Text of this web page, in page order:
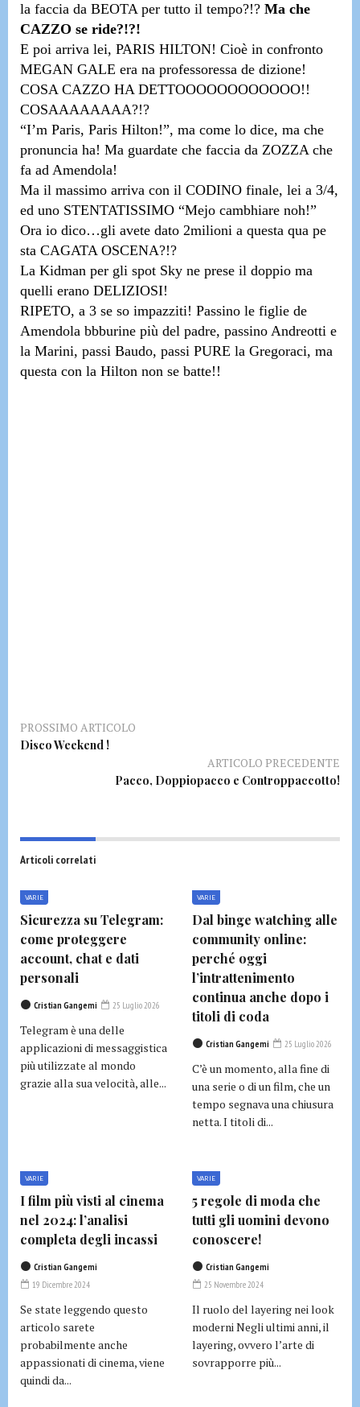
la faccia da BEOTA per tutto il tempo?!? Ma che
CAZZO se ride?!?!
E poi arriva lei, PARIS HILTON! Cioè in confronto
MEGAN GALE era na professoressa de dizione!
COSA CAZZO HA DETTOOOOOOOOOOOO!!
COSAAAAAAAA?!?
“I’m Paris, Paris Hilton!”, ma come lo dice, ma che
pronuncia ha! Ma guardate che faccia da ZOZZA che
fa ad Amendola!
Ma il massimo arriva con il CODINO finale, lei a 3/4,
ed uno STENTATISSIMO “Mejo cambhiare noh!”
Ora io dico…gli avete dato 2milioni a questa qua pe
sta CAGATA OSCENA?!?
La Kidman per gli spot Sky ne prese il doppio ma
quelli erano DELIZIOSI!
RIPETO, a 3 se so impazziti! Passino le figlie de
Amendola bbburine più del padre, passino Andreotti e
la Marini, passi Baudo, passi PURE la Gregoraci, ma
questa con la Hilton non se batte!!
PROSSIMO ARTICOLO
Disco Weekend !
ARTICOLO PRECEDENTE
Pacco, Doppiopacco e Controppaccotto!
Articoli correlati
VARIE
Sicurezza su Telegram:
come proteggere
account, chat e dati
personali
Cristian Gangemi 25 Luglio 2026
Telegram è una delle
applicazioni di messaggistica
più utilizzate al mondo
grazie alla sua velocità, alle...
VARIE
Dal binge watching alle
community online:
perché oggi
l’intrattenimento
continua anche dopo i
titoli di coda
Cristian Gangemi 25 Luglio 2026
C’è un momento, alla fine di
una serie o di un film, che un
tempo segnava una chiusura
netta. I titoli di...
VARIE
I film più visti al cinema
nel 2024: l’analisi
completa degli incassi
Cristian Gangemi
19 Dicembre 2024
Se state leggendo questo
articolo sarete
probabilmente anche
appassionati di cinema, viene
quindi da...
VARIE
5 regole di moda che
tutti gli uomini devono
conoscere!
Cristian Gangemi
25 Novembre 2024
Il ruolo del layering nei look
moderni Negli ultimi anni, il
layering, ovvero l’arte di
sovrapporre più...